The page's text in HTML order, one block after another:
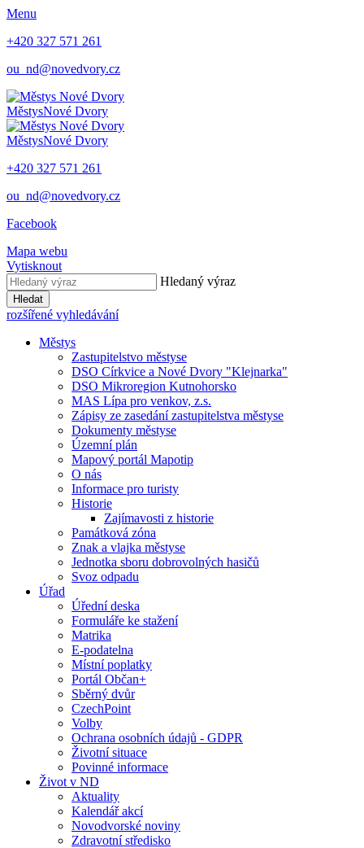
Menu
+420 327 571 261
ou_nd@novedvory.cz
MěstysNové Dvory
MěstysNové Dvory
+420 327 571 261
ou_nd@novedvory.cz
Facebook
Mapa webu
Vytisknout
Hledaný výraz
Hledat
rozšířené vyhledávání
Městys
Zastupitelstvo městyse
DSO Církvice a Nové Dvory "Klejnarka"
DSO Mikroregion Kutnohorsko
MAS Lípa pro venkov, z.s.
Zápisy ze zasedání zastupitelstva městyse
Dokumenty městyse
Územní plán
Mapový portál Mapotip
O nás
Informace pro turisty
Historie
Zajímavosti z historie
Památková zóna
Znak a vlajka městyse
Jednotka sboru dobrovolných hasičů
Svoz odpadu
Úřad
Úřední deska
Formuláře ke stažení
Matrika
E-podatelna
Místní poplatky
Portál Občan+
Sběrný dvůr
CzechPoint
Volby
Ochrana osobních údajů - GDPR
Životní situace
Povinné informace
Život v ND
Aktuality
Kalendář akcí
Novodvorské noviny
Zdravotní středisko